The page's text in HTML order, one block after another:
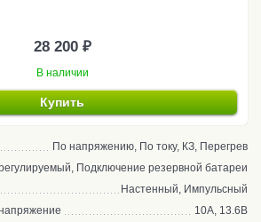
28 200 ₽
В наличии
Купить
По напряжению, По току, КЗ, Перегрев
Подключение резервной батареи
Настенный, Импульсный
10А, 13.6В